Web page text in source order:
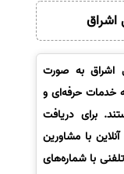
اشراق
اشراق به صورت
خدمات حرفه‌ای و
برای دریافت
با مشاورین
با شماره‌های